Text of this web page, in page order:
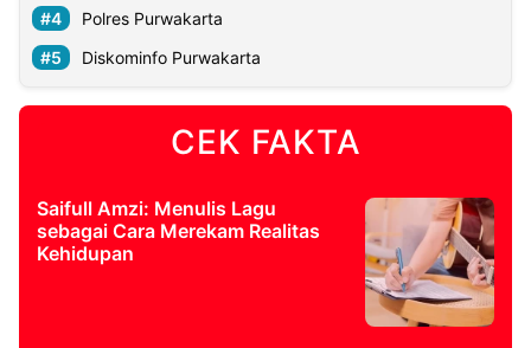
Kabarbaru.co
PT.
Polres Purwakarta
Diskominfo Purwakarta
CEK FAKTA
Saifull Amzi: Menulis Lagu
sebagai Cara Merekam Realitas
Kehidupan